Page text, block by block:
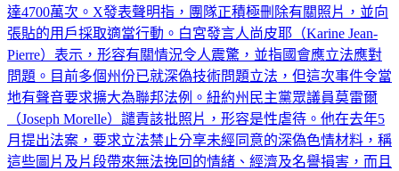
達4700萬次。X發表聲明指，團隊正積極刪除有關照片，並向
張貼的用戶採取適當行動。白宮發言人尚皮耶（Karine Jean-
Pierre）表示，形容有關情況令人震驚，並指國會應立法應對
問題。目前多個州份已就深偽技術問題立法，但這次事件令當
地有聲音要求擴大為聯邦法例。紐約州民主黨眾議員莫雷爾
（Joseph Morelle）譴責該批照片，形容是性虐待。他在去年5
月提出法案，要求立法禁止分享未經同意的深偽色情材料，稱
這些圖片及片段帶來無法挽回的情緒、經濟及名譽損害，而且